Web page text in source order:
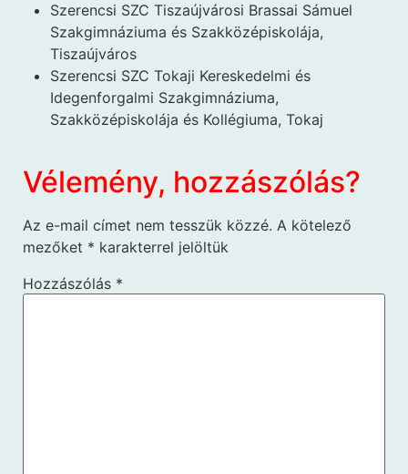
Szerencsi SZC Tiszaújvárosi Brassai Sámuel
Szakgimnáziuma és Szakközépiskolája,
Tiszaújváros
Szerencsi SZC Tokaji Kereskedelmi és
Idegenforgalmi Szakgimnáziuma,
Szakközépiskolája és Kollégiuma, Tokaj
Vélemény, hozzászólás?
Az e-mail címet nem tesszük közzé. A kötelező
mezőket * karakterrel jelöltük
Hozzászólás *